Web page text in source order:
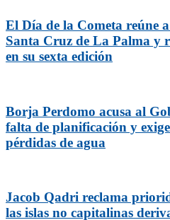
El Día de la Cometa reúne
Santa Cruz de La Palma y
en su sexta edición
Borja Perdomo acusa al
falta de planificación y
pérdidas de agua
Jacob Qadri reclama
las islas no capitalinas